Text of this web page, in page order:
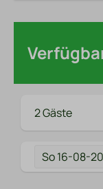
2 Gäste
So16-08-